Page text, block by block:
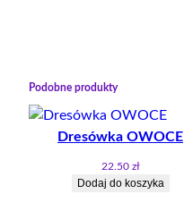
Podobne produkty
Dresówka OWOCE
22.50 zł
Dodaj do koszyka